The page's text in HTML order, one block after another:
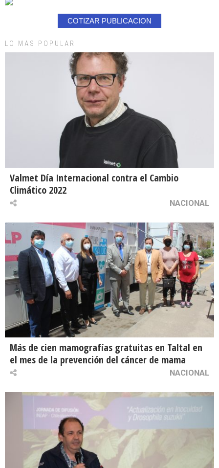
COTIZAR PUBLICACION
LO MAS POPULAR
Valmet Día Internacional contra el Cambio
Climático 2022
NACIONAL
Más de cien mamografías gratuitas en Taltal en
el mes de la prevención del cáncer de mama
NACIONAL